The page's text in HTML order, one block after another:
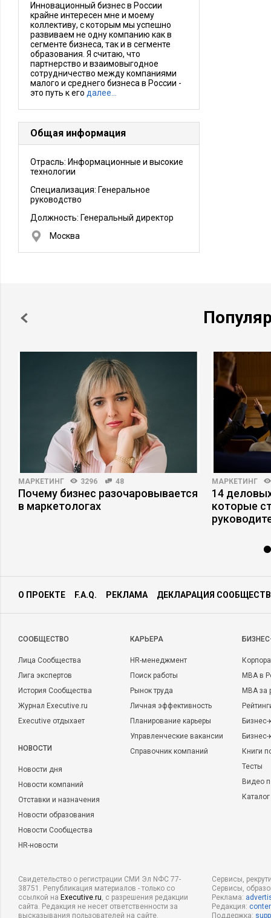
Инновационный бизнес в России
крайне интересен мне и моему
коллективу, с которым мы успешно
развиваем не одну компанию как в
сегменте бизнеса, так и в сегменте
образования. Я считаю, что
партнерство и взаимовыгодное
сотрудничество между компаниями
малого и среднего бизнеса в России -
это путь к его далее…
Общая информация
Отрасль: Информационные и высокие
технологии
Специализация: Генеральное
руководство
Должность: Генеральный директор
Москва
МАРКЕТИНГ 3296 48
Почему бизнес разочаровывается
в маркетологах
МАРКЕТИНГ
14
которые
О ПРОЕКТЕ F.A.Q. РЕКЛАМА ДЕКЛАРАЦИЯ
CООБЩЕСТВО
Лица Сообщества
Лига экспертов
История Сообщества
Журнал Executive.ru
Executive отдыхает
НОВОСТИ
Новости дня
Новости компаний
Отставки и назначения
Новости образования
Новости Сообщества
HR-новости
КАРЬЕРА
HR-менеджмент
Поиск работы
Рынок труда
Личная эффективность
Планирование карьеры
Управленческие вакансии
Справочник компаний
MBA в
MBA
Бизнес-
Книги
Тесты
Видео
Свидетельство о регистрации СМИ Эл NФС 77-
38751. Републикация материалов - только со
ссылкой на Executive.ru, с разрешения редакции
сайта. Редакция не несет ответственности за
высказывания пользователей на сайте.
Сервисы,
Сервисы,
Реклама:
Редакция:
Поддержка: